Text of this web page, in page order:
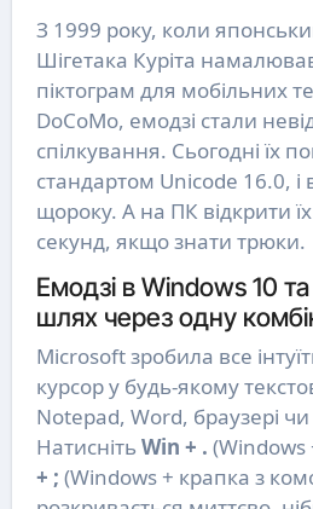
З 1999 року, коли
Шігетака Куріта
піктограм для мобільних
DoCoMo, емодзі стали
спілкування. Сьогодні їх
стандартом Unicode 16.0,
щороку. А на ПК відкрити
секунд, якщо знати трюки.
Емодзі в Windows 10
шлях через одну
Microsoft зробила все
курсор у будь-якому
Notepad, Word, браузері чи
Натисніть Win + . (Windows
+ ; (Windows + крапка з